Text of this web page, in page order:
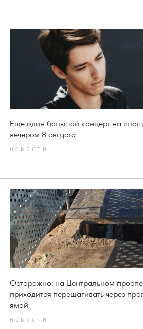
Еще один большой концерт на
вечером 8 августа
НОВОСТИ
Осторожно: на Центральном
приходится перешагивать через
ямой
НОВОСТИ